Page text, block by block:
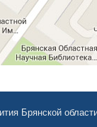
Брянской